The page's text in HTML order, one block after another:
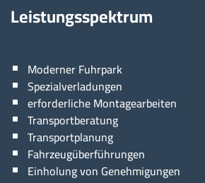
Leistungsspektrum
Moderner Fuhrpark
Spezialverladungen
erforderliche Montagearbeiten
Transportberatung
Transportplanung
Fahrzeugüberführungen
Einholung von Genehmigungen